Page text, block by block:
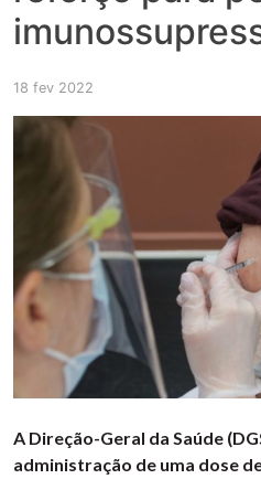
18 fev 2022
A Direção-Geral da Saúde
administração de uma dose